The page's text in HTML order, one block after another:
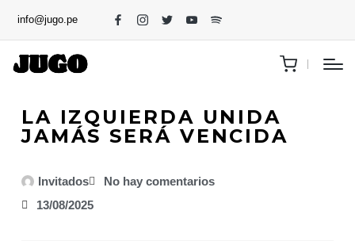
info@jugo.pe
LA IZQUIERDA UNIDA
JAMÁS SERÁ VENCIDA
Invitados
No hay comentarios
13/08/2025